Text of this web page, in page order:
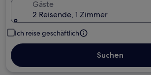
Gäste
2 Reisende, 1 Zimmer
Ich reise geschäftlich
Suchen